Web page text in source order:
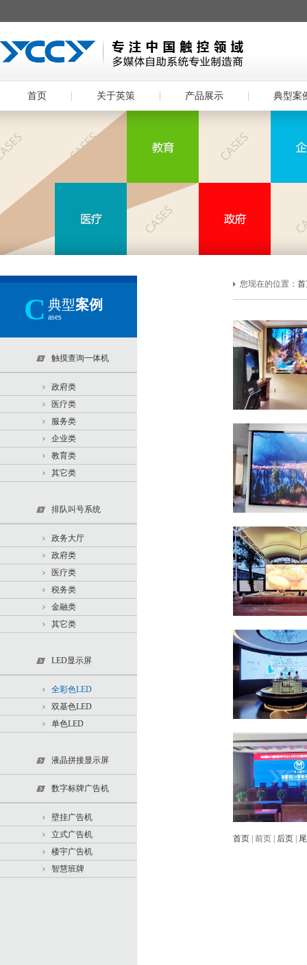
首页 关于英策 产品展示 典型案
C 典型案例
ases
触摸查询一体机
政府类
医疗类
服务类
企业类
教育类
其它类
排队叫号系统
政务大厅
政府类
医疗类
税务类
金融类
其它类
LED显示屏
全彩色LED
双基色LED
单色LED
液晶拼接显示屏
数字标牌广告机
壁挂广告机
立式广告机
楼宇广告机
智慧班牌
您现在的位置：
首页 | 前页 | 后页